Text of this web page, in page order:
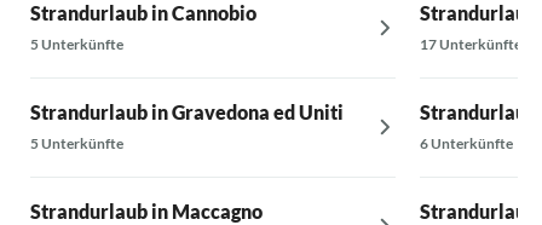
Strandurlaub in Cannobio
5 Unterkünfte
Strandurlaub in Gravedona ed Uniti
5 Unterkünfte
Strandurlaub in Maccagno
Strandurlaub
17 Unterkünfte
Strandurlaub
6 Unterkünfte
Strandurlaub